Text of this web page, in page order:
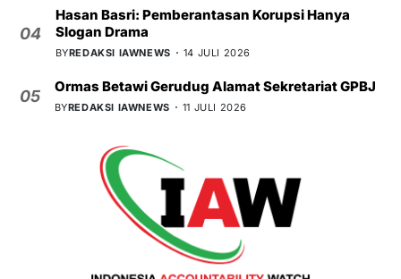
04
Hasan Basri: Pemberantasan Korupsi Hanya
Slogan Drama
BYREDAKSI IAWNEWS 14 JULI 2026
05
Ormas Betawi Gerudug Alamat Sekretariat GPBJ
BYREDAKSI IAWNEWS 11 JULI 2026